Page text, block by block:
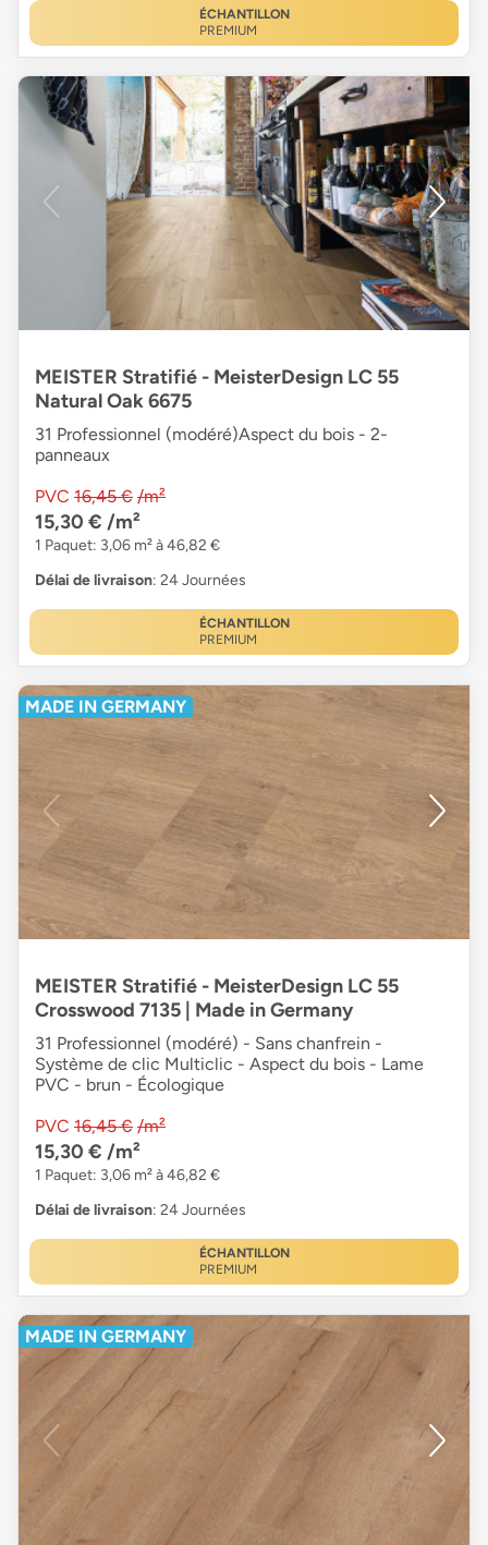
ÉCHANTILLON
PREMIUM
MEISTER Stratifié - MeisterDesign LC 55
Natural Oak 6675
31 Professionnel (modéré)Aspect du bois - 2-
panneaux
PVC 16,45 € /m²
15,30 € /m²
1 Paquet: 3,06 m² à 46,82 €
Délai de livraison: 24 Journées
ÉCHANTILLON
PREMIUM
MADE IN GERMANY
MEISTER Stratifié - MeisterDesign LC 55
Crosswood 7135 | Made in Germany
31 Professionnel (modéré) - Sans chanfrein -
Système de clic Multiclic - Aspect du bois - Lame
PVC - brun - Écologique
PVC 16,45 € /m²
15,30 € /m²
1 Paquet: 3,06 m² à 46,82 €
Délai de livraison: 24 Journées
ÉCHANTILLON
PREMIUM
MADE IN GERMANY